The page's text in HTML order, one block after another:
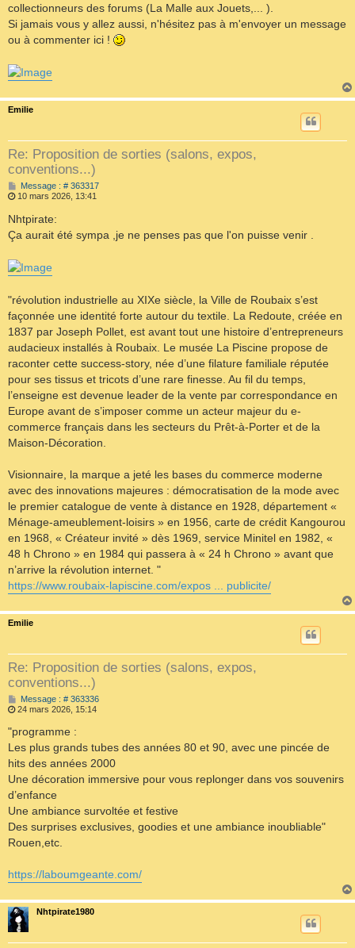
g
e
collectionneurs des forums (La Malle aux Jouets,... ).
Si jamais vous y allez aussi, n'hésitez pas à m'envoyer un message
ou à commenter ici !
Emilie
Re: Proposition de sorties (salons, expos,
conventions...)
Message : # 363317M
g
10 mars 2026, 13:41
Nhtpirate:
Ça aurait été sympa ,je ne penses pas que l'on puisse venir .
"révolution industrielle au XIXe siècle, la Ville de Roubaix s’est
façonnée une identité forte autour du textile. La Redoute, créée en
1837 par Joseph Pollet, est avant tout une histoire d’entrepreneurs
audacieux installés à Roubaix. Le musée La Piscine propose de
raconter cette success-story, née d’une filature familiale réputée
pour ses tissus et tricots d’une rare finesse. Au fil du temps,
l’enseigne est devenue leader de la vente par correspondance en
Europe avant de s’imposer comme un acteur majeur du e-
commerce français dans les secteurs du Prêt-à-Porter et de la
Maison-Décoration.
Visionnaire, la marque a jeté les bases du commerce moderne
avec des innovations majeures : démocratisation de la mode avec
le premier catalogue de vente à distance en 1928, département «
Ménage-ameublement-loisirs » en 1956, carte de crédit Kangourou
en 1968, « Créateur invité » dès 1969, service Minitel en 1982, «
48 h Chrono » en 1984 qui passera à « 24 h Chrono » avant que
n’arrive la révolution internet. "
https://www.roubaix-lapiscine.com/expos ... publicite/
Emilie
Re: Proposition de sorties (salons, expos,
conventions...)
Message : # 363336M
g
e
24 mars 2026, 15:14
"programme :
Les plus grands tubes des années 80 et 90, avec une pincée de
hits des années 2000
Une décoration immersive pour vous replonger dans vos souvenirs
d’enfance
Une ambiance survoltée et festive
Des surprises exclusives, goodies et une ambiance inoubliable"
Rouen,etc.
https://laboumgeante.com/
Nhtpirate1980